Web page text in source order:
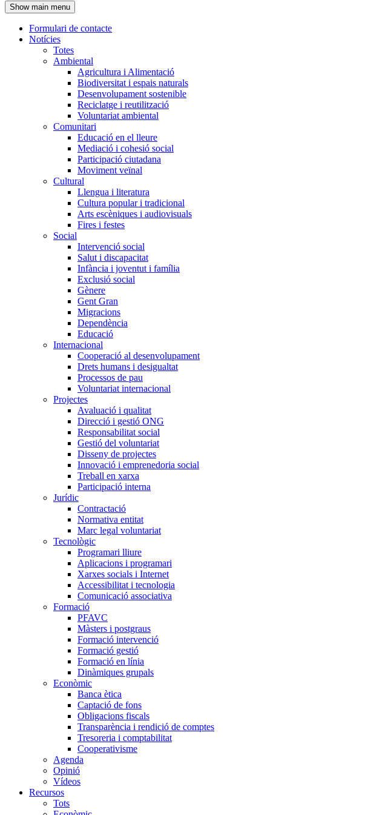
l'encapçalament
Show main menu
Navegació
principal
Formulari de contacte
Notícies
Totes
Ambiental
Agricultura i Alimentació
Biodiversitat i espais naturals
Desenvolupament sostenible
Reciclatge i reutilització
Voluntariat ambiental
Comunitari
Educació en el lleure
Mediació i cohesió social
Participació ciutadana
Moviment veïnal
Cultural
Llengua i literatura
Cultura popular i tradicional
Arts escèniques i audiovisuals
Fires i festes
Social
Intervenció social
Salut i discapacitat
Infància i joventut i família
Exclusió social
Gènere
Gent Gran
Migracions
Dependència
Educació
Internacional
Cooperació al desenvolupament
Drets humans i desigualtat
Processos de pau
Voluntariat internacional
Projectes
Avaluació i qualitat
Direcció i gestió ONG
Responsabilitat social
Gestió del voluntariat
Disseny de projectes
Innovació i emprenedoria social
Treball en xarxa
Participació interna
Jurídic
Contractació
Normativa entitat
Marc legal voluntariat
Tecnològic
Programari lliure
Aplicacions i programari
Xarxes socials i Internet
Accessibilitat i tecnologia
Comunicació associativa
Formació
PFAVC
Màsters i postgraus
Formació intervenció
Formació gestió
Formació en línia
Dinàmiques grupals
Econòmic
Banca ètica
Captació de fons
Obligacions fiscals
Transparència i rendició de comptes
Tresoreria i comptabilitat
Cooperativisme
Agenda
Opinió
Vídeos
Recursos
Tots